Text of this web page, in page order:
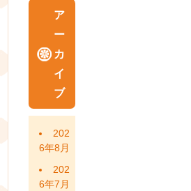
ア
ー
カ
イ
ブ
202
6年8月
202
6年7月